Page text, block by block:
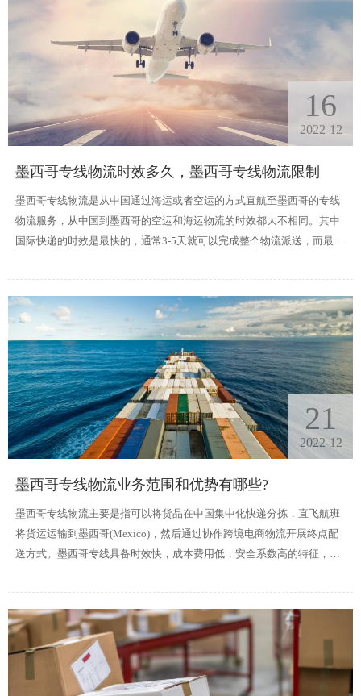
16
2022-12
墨西哥专线物流时效多久，墨西哥专线物流限制
墨西哥专线物流是从中国通过海运或者空运的方式直航至墨西哥的专线
物流服务，从中国到墨西哥的空运和海运物流的时效都大不相同。其中
国际快递的时效是最快的，通常3-5天就可以完成整个物流派送，而最慢
港，然后再由卡车或者快递进行派送。
21
2022-12
墨西哥专线物流业务范围和优势有哪些?
墨西哥专线物流主要是指可以将货品在中国集中化快递分拣，直飞航班
将货运运输到墨西哥(Mexico)，然后通过协作跨境电商物流开展终点配
送方式。墨西哥专线具备时效快，成本费用低，安全系数高的特征，适
区附加的费用。